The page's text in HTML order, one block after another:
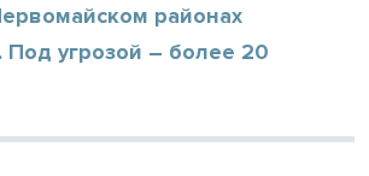
районах
Под угрозой – более 20